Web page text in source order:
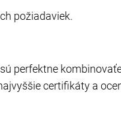
požiadaviek.
perfektne
certifikáty a